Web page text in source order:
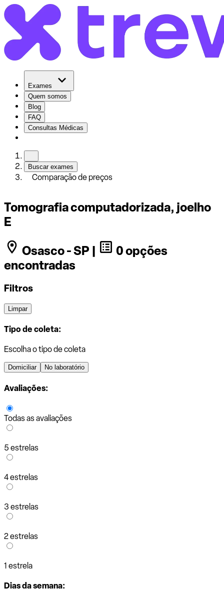
Exames
Quem somos
Blog
FAQ
Consultas Médicas
Buscar exames
Comparação de preços
Tomografia computadorizada, joelho
E
Osasco - SP |
0 opções
encontradas
Filtros
Limpar
Tipo de coleta:
Escolha o tipo de coleta
Domiciliar No laboratório
Avaliações:
Todas as avaliações
5 estrelas
4 estrelas
3 estrelas
2 estrelas
1 estrela
Dias da semana: